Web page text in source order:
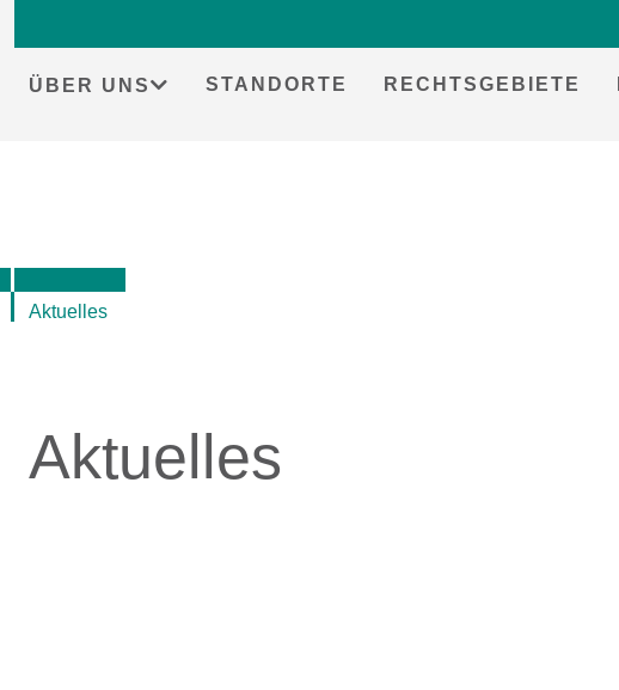
contentÜBER UNS STANDORTE RECHTSGEBIETE
Aktuelles
Aktuelles